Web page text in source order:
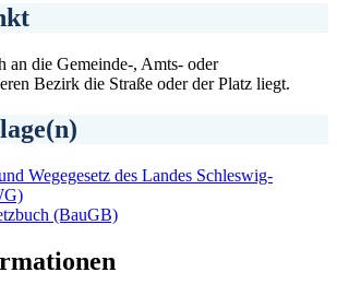
an die Gemeinde-, Amts- oder
Bezirk die Straße oder der Platz liegt.
Wegegesetz des Landes Schleswig-
(BauGB)